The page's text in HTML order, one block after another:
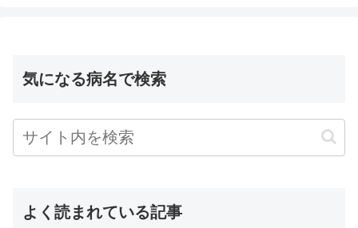
気になる病名で検索
よく読まれている記事